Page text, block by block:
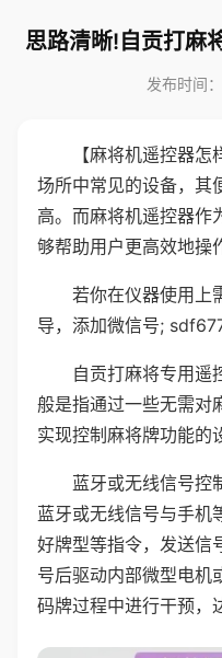
思路清晰!自贡打麻
发布时间
【麻将机遥控器
场所中常见的设备，其
高。而麻将机遥控器作
够帮助用户更高效地操
若你在仪器使用上
导，添加微信号;
自贡打麻将专用遥
般是指通过一些无需对
实现控制麻将牌功能的
蓝牙或无线信号控
蓝牙或无线信号与手机
好牌型等指令，发送信
号后驱动内部微型电机
码牌过程中进行干预，